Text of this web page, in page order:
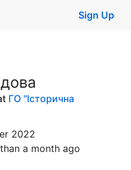
Sign Up
ГО "Історична
2022
a month ago